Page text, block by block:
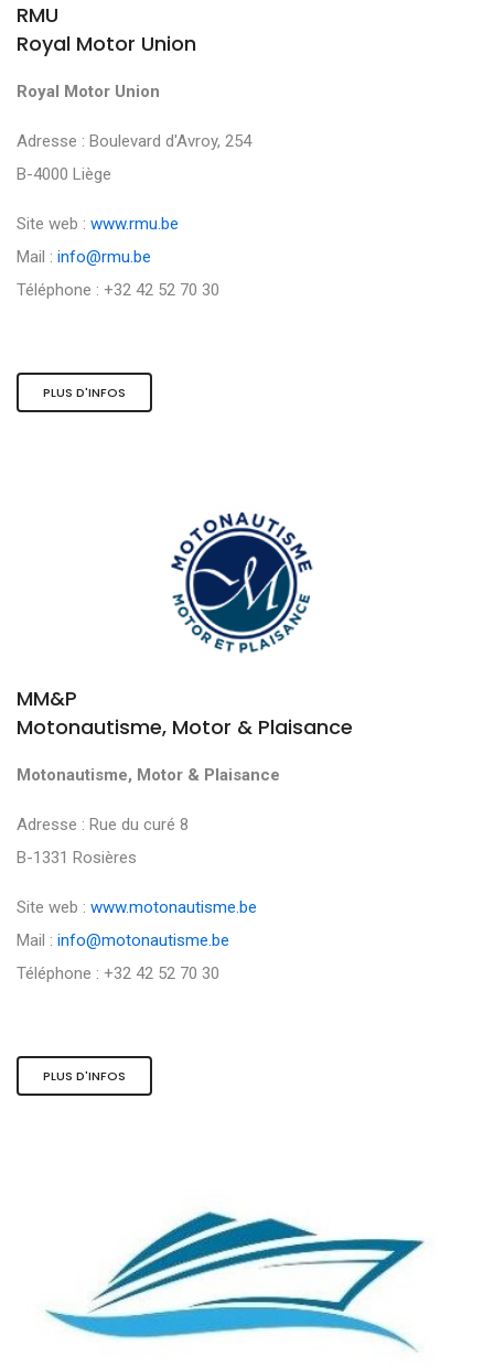
RMU
Royal Motor Union
Royal Motor Union
Adresse : Boulevard d'Avroy, 254
B-4000 Liège
Site web : www.rmu.be
Mail : info@rmu.be
Téléphone : +32 42 52 70 30
PLUS D'INFOS
MM&P
Motonautisme, Motor & Plaisance
Motonautisme, Motor & Plaisance
Adresse : Rue du curé 8
B-1331 Rosières
Site web : www.motonautisme.be
Mail : info@motonautisme.be
Téléphone : +32 42 52 70 30
PLUS D'INFOS